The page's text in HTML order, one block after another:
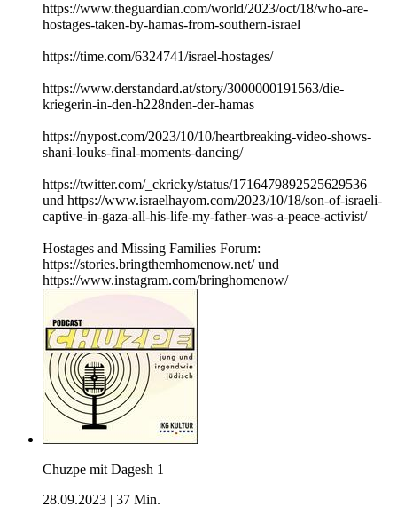
https://www.theguardian.com/world/2023/oct/18/who-are-
hostages-taken-by-hamas-from-southern-israel
https://time.com/6324741/israel-hostages/
https://www.derstandard.at/story/3000000191563/die-
kriegerin-in-den-h228nden-der-hamas
https://nypost.com/2023/10/10/heartbreaking-video-shows-
shani-louks-final-moments-dancing/
https://twitter.com/_ckricky/status/1716479892525629536
und https://www.israelhayom.com/2023/10/18/son-of-israeli-
captive-in-gaza-all-his-life-my-father-was-a-peace-activist/
Hostages and Missing Families Forum:
https://stories.bringthemhomenow.net/ und
https://www.instagram.com/bringhomenow/
Chuzpe mit Dagesh 1
28.09.2023
37 Min.